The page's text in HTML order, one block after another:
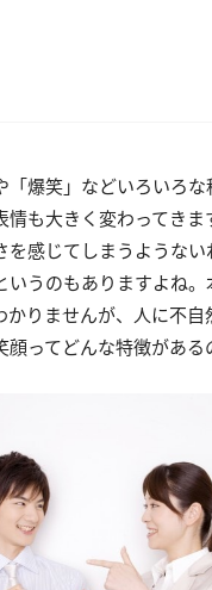
「爆笑」などいろいろな
情も大きく変わってきま
を感じてしまうような
いうのもありますよね
かりませんが、人に不自
顔ってどんな特徴がある